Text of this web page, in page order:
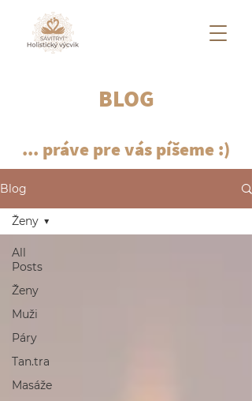
BLOG
... práve pre vás píšeme :)
Blog
All
Posts
Ženy
Muži
Páry
Tan.tra
Masáže
Ženy